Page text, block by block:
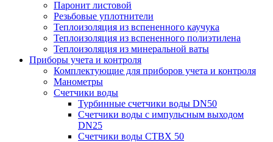
Паронит листовой
Резьбовые уплотнители
Теплоизоляция из вспененного каучука
Теплоизоляция из вспененного полиэтилена
Теплоизоляция из минеральной ваты
Приборы учета и контроля
Комплектующие для приборов учета и контроля
Манометры
Счетчики воды
Турбинные счетчики воды DN50
Счетчики воды с импульсным выходом
DN25
Счетчики воды СТВХ 50